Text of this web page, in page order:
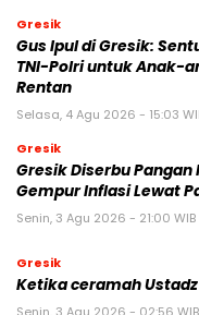
Gresik
Gus Ipul di Gresik:
TNI-Polri untuk Anak-
Rentan
Selasa, 4 Agu 2026 - 15:03
Gresik
Gresik Diserbu
Gempur Inflasi Lewat
Senin, 3 Agu 2026 - 21:00 WIB
Gresik
Ketika ceramah
Senin, 3 Agu 2026 - 02:56 WIB